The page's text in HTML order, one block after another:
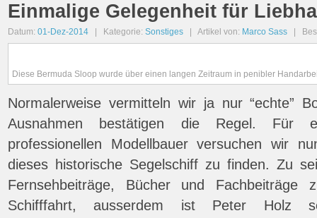
Einmalige Gelegenheit für
Datum: 01-Dez-2014 | Kategorie: Sonstiges | Artikel von: Marco Sass |
Diese Bermuda Sloop wurde über einen langen Zeitraum in penibler
Normalerweise vermitteln wir ja nur “echte”
Ausnahmen bestätigen die Regel. Für
professionellen Modellbauer versuchen wir
dieses historische Segelschiff zu finden. Zu
Fernsehbeiträge, Bücher und Fachbeiträge
Schifffahrt, ausserdem ist Peter Holz